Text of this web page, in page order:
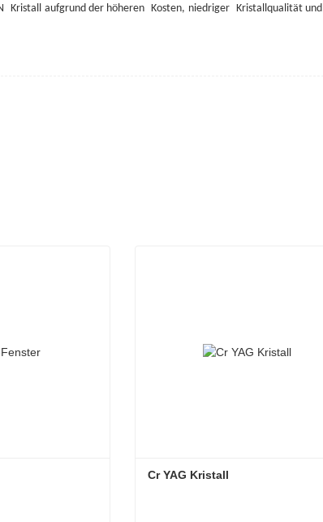
Kristall aufgrund der höheren Kosten, niedriger Kristallqualität und
Cr YAG Kristall